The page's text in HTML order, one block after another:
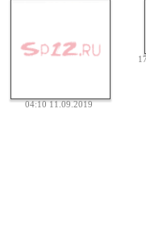
04:10 11.09.2019